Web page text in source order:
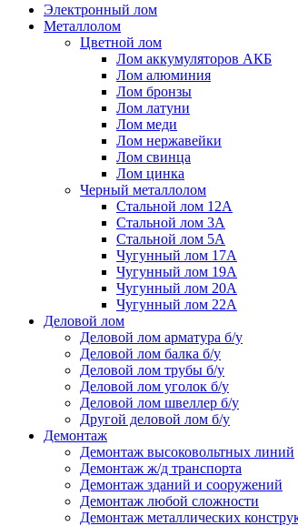
Электронный лом
Металлолом
Цветной лом
Лом аккумуляторов АКБ
Лом алюминия
Лом бронзы
Лом латуни
Лом меди
Лом нержавейки
Лом свинца
Лом цинка
Черный металлолом
Стальной лом 12А
Стальной лом 3А
Стальной лом 5А
Чугунный лом 17А
Чугунный лом 19А
Чугунный лом 20А
Чугунный лом 22А
Деловой лом
Деловой лом арматура б/у
Деловой лом балка б/у
Деловой лом трубы б/у
Деловой лом уголок б/у
Деловой лом швеллер б/у
Другой деловой лом б/у
Демонтаж
Демонтаж высоковольтных линий
Демонтаж ж/д транспорта
Демонтаж зданий и сооружений
Демонтаж любой сложности
Демонтаж металлических